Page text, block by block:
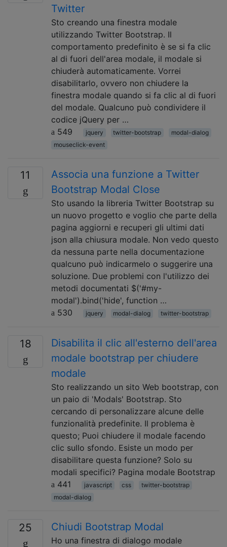
Twitter
Sto creando una finestra modale
utilizzando Twitter Bootstrap. Il
comportamento predefinito è se si fa clic
al di fuori dell'area modale, il modale si
chiuderà automaticamente. Vorrei
disabilitarlo, ovvero non chiudere la
finestra modale quando si fa clic al di fuori
del modale. Qualcuno può condividere il
codice jQuery per …
549
jquery twitter-bootstrap
modal-dialog
mouseclick-event
11
Associa una funzione a Twitter
Bootstrap Modal Close
Sto usando la libreria Twitter Bootstrap su
un nuovo progetto e voglio che parte della
pagina aggiorni e recuperi gli ultimi dati
json alla chiusura modale. Non vedo questo
da nessuna parte nella documentazione
qualcuno può indicarmelo o suggerire una
soluzione. Due problemi con l'utilizzo dei
metodi documentati $('#my-
modal').bind('hide', function …
530
jquery modal-dialog twitter-bootstrap
18
Disabilita il clic all'esterno dell'area
modale bootstrap per chiudere
modale
Sto realizzando un sito Web bootstrap, con
un paio di 'Modals' Bootstrap. Sto
cercando di personalizzare alcune delle
funzionalità predefinite. Il problema è
questo; Puoi chiudere il modale facendo
clic sullo sfondo. Esiste un modo per
disabilitare questa funzione? Solo su
modali specifici? Pagina modale Bootstrap
441
javascript css
twitter-bootstrap
modal-dialog
25 Chiudi Bootstrap Modal
Ho una finestra di dialogo modale